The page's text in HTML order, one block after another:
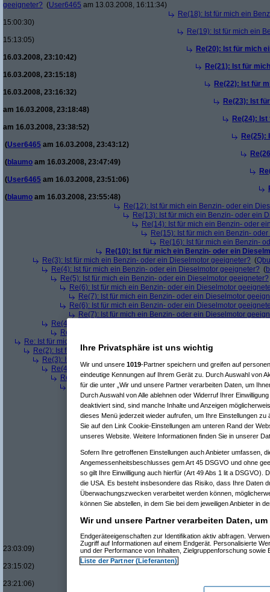
geeigneter? (User6465 am 13.03.2008, 16:11:34)
Re(18): Ist für mich ein
15:00:30)
Re(19): Ist für mich ein
15:13:05)
Re(20): Ist für mich
16.03.2008, 23:10:42)
Re(21): Ist für
16.03.2008, 23:15:18)
Re(22): Ist für
16.03.2008, 23:16:32)
Re(23): Ist
am 16.03.2008, 23:18:48)
Re(24):
am 16.03.2008, 23:38:52)
Re(25):
(User6465 am 16.03.2008, 23:43:12)
(blaumo am 16.03.2008, 23:47:49)
(User6465 am 16.03.2008, 23:51:06)
(blaumo am 16.03.2008, 23:55:48)
Re(12): Ist für mich ein Benzin- oder ein
Re(13): Ist für mich ein Benzin- oder ein
Re(14): Ist für mich ein Benzin- oder
Re(15): Ist für mich ein Benzin-
Re(16): Ist für mich ein Benzin-
Re(10): Ist für mich ein Benzin- oder ein
Re(3): Ist für mich ein Benzin- oder ein Dieselmotor geeigneter? (
Re(4): Ist für mich ein Benzin- oder ein Dieselmotor geeigneter? (
Re(5): Ist für mich ein Benzin- oder ein Dieselmotor geeigneter?
Re(6): Ist für mich ein Benzin- oder ein Dieselmotor
Re(7): Ist für mich ein Benzin- oder ein Dieselmotor
Re(6): Ist für mich ein Benzin- oder ein Dieselmotor
Re(7): Ist für mich ein Benzin- oder ein Dieselmotor
Re(4): Ist für mich ein Benzin- oder ein Dieselmotor geeigneter?
Re(5): Ist für mich ein Benzin- oder ein Dieselmotor geeigneter?
Re: Ist für mich ein Benzin- oder ein Dieselmotor geeigneter?
Re(2): Ist für mich ein Benzin- oder ein Dieselmotor geeigneter?
Re(3): Ist für mich ein Benzin- oder ein Dieselmotor geeigneter?
Re(4): Ist für mich ein Benzin- oder ein Dieselmotor geeigneter?(
Re(5): Ist für mich ein Benzin- oder ein Dieselmotor geeigneter?
Re(6): Ist für mich ein Benzin- oder ein Dieselmotor
Re(7): Ist für mich ein Benzin- oder ein Dieselmotor
Re(8): Ist für mich ein Benzin- oder ein Dieselmotor
Re(9): Ist für mich ein Benzin- oder ein Dieselmotor
Re(10): Ist für mich ein Benzin- oder ein
Re(11): Ist für mich ein Benzin- oder ein
Re(11): Ist für mich ein Benzin- oder ein
Re(7): Ist für mich ein Benzin- oder ein Dieselmotor
Re(7): Ist für mich ein Benzin- oder ein Dieselmotor
Re(8): Ist für mich ein Benzin- oder ein Dieselmotor
Re(9): Ist für mich ein Benzin- oder ein Dieselmotor
Re(10): Ist für mich ein Benzin- oder ein
Re(11): Ist für mich ein Benzin- oder ein
Re(12): Ist für mich ein Benzin- oder ein
Re(14): Ist für mich ein Benzin- oder
Re(16): Ist für mich ein Benzin-
23:03:09)
Re(17): Ist für mich ein
23:15:02)
23:21:06)
Ihre Privatsphäre ist uns wichtig
Wir und unsere 1019-Partner speichern und greifen auf
eindeutige Kennungen auf Ihrem Gerät zu. Durch Auswahl von
für die unter „Wir und unsere Partner verarbeiten Daten, um
Durch Auswahl von Alle ablehnen oder Widerruf Ihrer
deaktiviert sind, sind manche Inhalte und Anzeigen
dieses Menü jederzeit wieder aufrufen, um Ihre Einstellungen
Sie auf den Link Cookie-Einstellungen am unteren Rand der
unseres Website. Weitere Informationen finden Sie in unserer
Sofern Ihre getroffenen Einstellungen auch Anbieter umfassen,
Angemessenheitsbeschlusses gem Art 45 DSGVO und ohne
so gilt Ihre Einwilligung auch hierfür (Art 49 Abs 1 lit a DSGVO).
die USA. Es besteht insbesondere das Risiko, dass Ihre Daten
Überwachungszwecken verarbeitet werden können,
können Sie abstellen, in dem Sie bei dem jeweiligen Anbieter in
Wir und unsere Partner verarbeiten Daten,
Endgeräteeigenschaften zur Identifikation aktiv abfragen.
Zugriff auf Informationen auf einem Endgerät. Personalisierte
und der Performance von Inhalten, Zielgruppenforschung sowie
Liste der Partner (Lieferanten)